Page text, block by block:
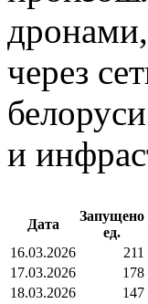
через
и
Дата
Запущено
ед.
16.03.2026
211
17.03.2026
178
18.03.2026
147